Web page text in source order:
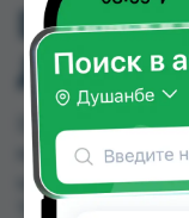
DACCHI-
купить или
цене от 70.00